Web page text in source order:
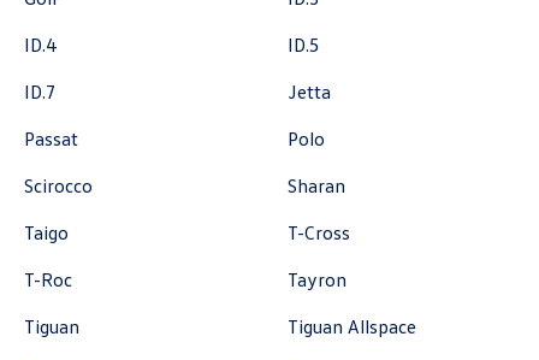
ul. Farbiarska 25a, Warszawa
ID.4
ID.5
ID.7
Jetta
Passat
Polo
Scirocco
Sharan
Taigo
T-Cross
T-Roc
Tayron
Tiguan
Tiguan Allspace